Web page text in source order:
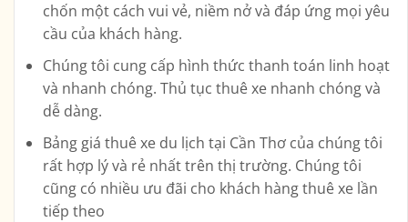
chốn một cách vui vẻ, niềm nở và đáp ứng mọi yêu
cầu của khách hàng.
Chúng tôi cung cấp hình thức thanh toán linh hoạt
và nhanh chóng. Thủ tục thuê xe nhanh chóng và
dễ dàng.
Bảng giá thuê xe du lịch tại Cần Thơ của chúng tôi
rất hợp lý và rẻ nhất trên thị trường. Chúng tôi
cũng có nhiều ưu đãi cho khách hàng thuê xe lần
tiếp theo